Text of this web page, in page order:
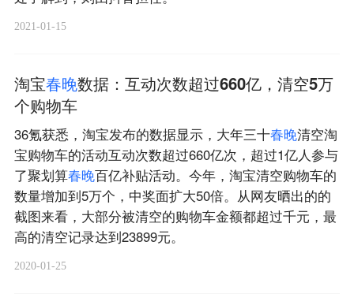
2021-01-15
淘宝春晚数据：互动次数超过660亿，清空5万
个购物车
36氪获悉，淘宝发布的数据显示，大年三十春晚清空淘
宝购物车的活动互动次数超过660亿次，超过1亿人参与
了聚划算春晚百亿补贴活动。今年，淘宝清空购物车的
数量增加到5万个，中奖面扩大50倍。从网友晒出的的
截图来看，大部分被清空的购物车金额都超过千元，最
高的清空记录达到23899元。
2020-01-25